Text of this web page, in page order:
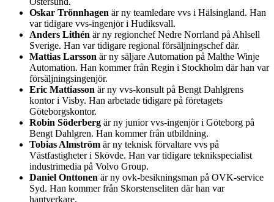
Oskar Trönnhagen är ny teamledare vvs i Hälsingland. Han
var tidigare vvs-ingenjör i Hudiksvall.
Anders Lithén är ny regionchef Nedre Norrland på Ahlsell
Sverige. Han var tidigare regional försäljningschef där.
Mattias Larsson är ny säljare Automation på Malthe Winje
Automation. Han kommer från Regin i Stockholm där han var
försäljningsingenjör.
Eric Mattiasson är ny vvs-konsult på Bengt Dahlgrens
kontor i Visby. Han arbetade tidigare på företagets
Göteborgskontor.
Robin Söderberg är ny junior vvs-ingenjör i Göteborg på
Bengt Dahlgren. Han kommer från utbildning.
Tobias Almström är ny teknisk förvaltare vvs på
Västfastigheter i Skövde. Han var tidigare teknikspecialist
industrimedia på Volvo Group.
Daniel Onttonen är ny ovk-besikningsman på OVK-service
Syd. Han kommer från Skorstenseliten där han var
hantverkare.